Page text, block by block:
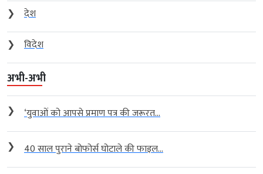
❯
देश
❯
विदेश
अभी-अभी
❯ ‘युवाओं को आपसे प्रमाण पत्र की जरूरत...
❯ 40 साल पुराने बोफोर्स घोटाले की फाइल...